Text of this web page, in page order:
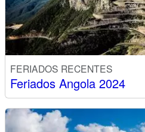
FERIADOS RECENTES
Feriados Angola 2024